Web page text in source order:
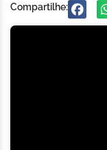
Compartilhe: